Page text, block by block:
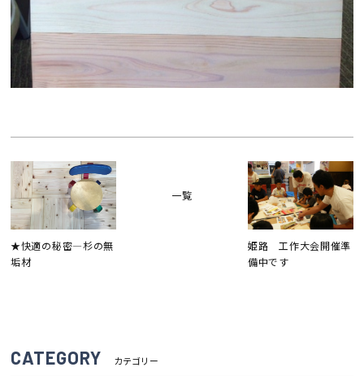
★快適の秘密―杉の無
垢材
一覧
姫路 工作大会開催準
備中です
CATEGORY カテゴリー